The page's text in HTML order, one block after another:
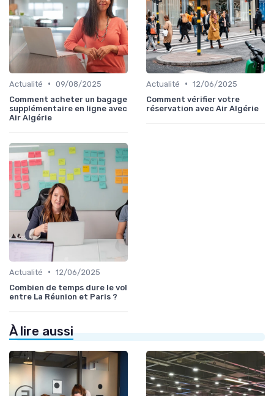
Actualité • 09/08/2025
Comment acheter un bagage
supplémentaire en ligne avec
Air Algérie
Actualité • 12/06/2025
Comment vérifier votre
réservation avec Air Algérie
Actualité • 12/06/2025
Combien de temps dure le vol
entre La Réunion et Paris ?
À lire aussi